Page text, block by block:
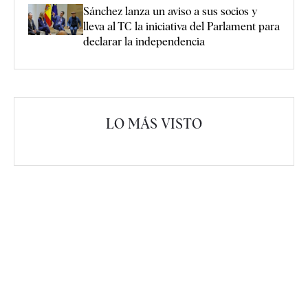
Sánchez lanza un aviso a sus socios y
lleva al TC la iniciativa del Parlament para
declarar la independencia
LO MÁS VISTO